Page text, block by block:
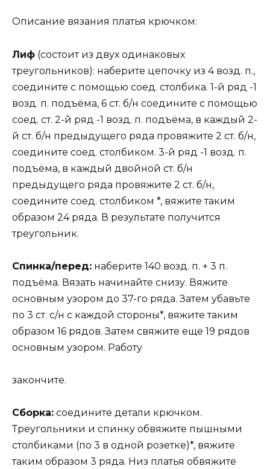
Описание вязания платья крючком:
Лиф (состоит из двух одинаковых
треугольников): наберите цепочку из 4 возд. п.,
соедините с помощью соед. столбика. 1-й ряд -1
возд. п. подъёма, 6 ст. б/н соедините с помощью
соед. ст. 2-й ряд -1 возд. п. подъёма, в каждый 2-
й ст. б/н предыдущего ряда провяжите 2 ст. б/н,
соедините соед. столбиком. 3-й ряд -1 возд. п.
подъёма, в каждый двойной ст. б/н
предыдущего ряда провяжите 2 ст. б/н,
соедините соед. столбиком *, вяжите таким
образом 24 ряда. В результате получится
треугольник.
Спинка/перед: наберите 140 возд. п. + 3 п.
подъёма. Вязать начинайте снизу. Вяжите
основным узором до 37-го ряда. Затем убавьте
по 3 ст. с/н с каждой стороны*, вяжите таким
образом 16 рядов. Затем свяжите еще 19 рядов
основным узором. Работу
закончите.
Сборка: соедините детали крючком.
Треугольники и спинку обвяжите пышными
столбиками (по 3 в одной розетке)*, вяжите
таким образом 3 ряда. Низ платья обвяжите